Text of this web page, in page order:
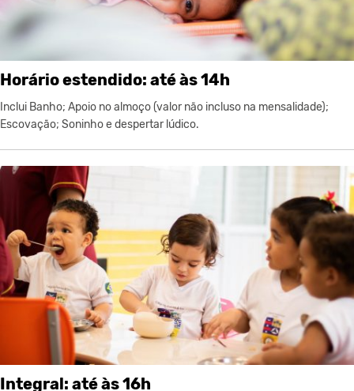
Horário estendido: até às 14h
Inclui Banho; Apoio no almoço (valor não incluso na mensalidade);
Escovação; Soninho e despertar lúdico.
Integral: até às 16h